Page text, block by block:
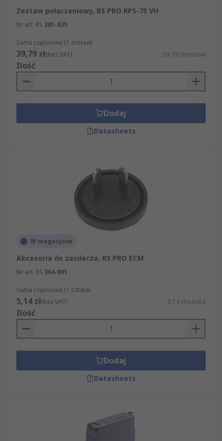
Zestaw połączeniowy, RS PRO RPS-75 VH
Nr art. RS 381-835
Suma częściowa (1 zestaw)
39,79 zł(bez VAT) 39,79 zł/zestaw
Ilość
Dodaj
Datasheets
W magazynie
Akcesoria do zasilacza, RS PRO ECM
Nr art. RS 304-001
Suma częściowa (1 sztuka)
5,14 zł(bez VAT) 5,14 zł/sztuka
Ilość
Dodaj
Datasheets